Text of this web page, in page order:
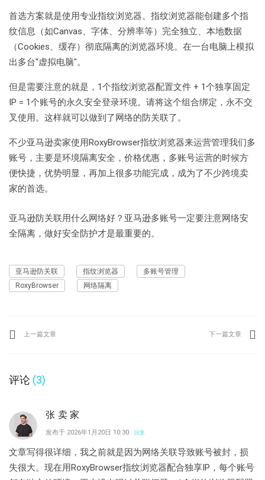
首选方案就是使用专业指纹浏览器。指纹浏览器能创建多个指
纹信息（如Canvas、字体、分辨率等）完全独立、本地数据
（Cookies、缓存）彻底隔离的浏览器环境。在一台电脑上模拟
出多台"虚拟电脑"。
但是需要注意的就是，1个指纹浏览器配置文件 + 1个独享固定
IP = 1个账号的永久安全登录环境。请将这个组合绑定，永不交
叉使用。这样就可以做到了网络的防关联了。
不少亚马逊卖家使用RoxyBrowser指纹浏览器来运营管理我们多
账号，主要是环境隔离安全，价格优惠，多账号运营的时候方
便快捷，优势明显，再加上很多功能完成，成为了不少跨境卖
家的首选。
亚马逊防关联用什么网络好？亚马逊多账号一定要注意网络安
全隔离，做好安全防护才是最重要的。
亚马逊防关联 指纹浏览器
多账号管理
RoxyBrowser
网络隔离
上一篇文章 下一篇文章
评论 (3)
张卖家
发布于 2026年1月20日 10:30 回复
文章写得很详细，我之前就是因为网络关联导致账号被封，损
失很大。现在用RoxyBrowser指纹浏览器配合独享IP，每个账号